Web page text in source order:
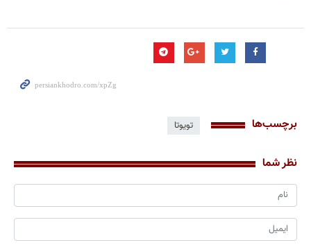
برچسب‌ها تویوتا
نظر شما